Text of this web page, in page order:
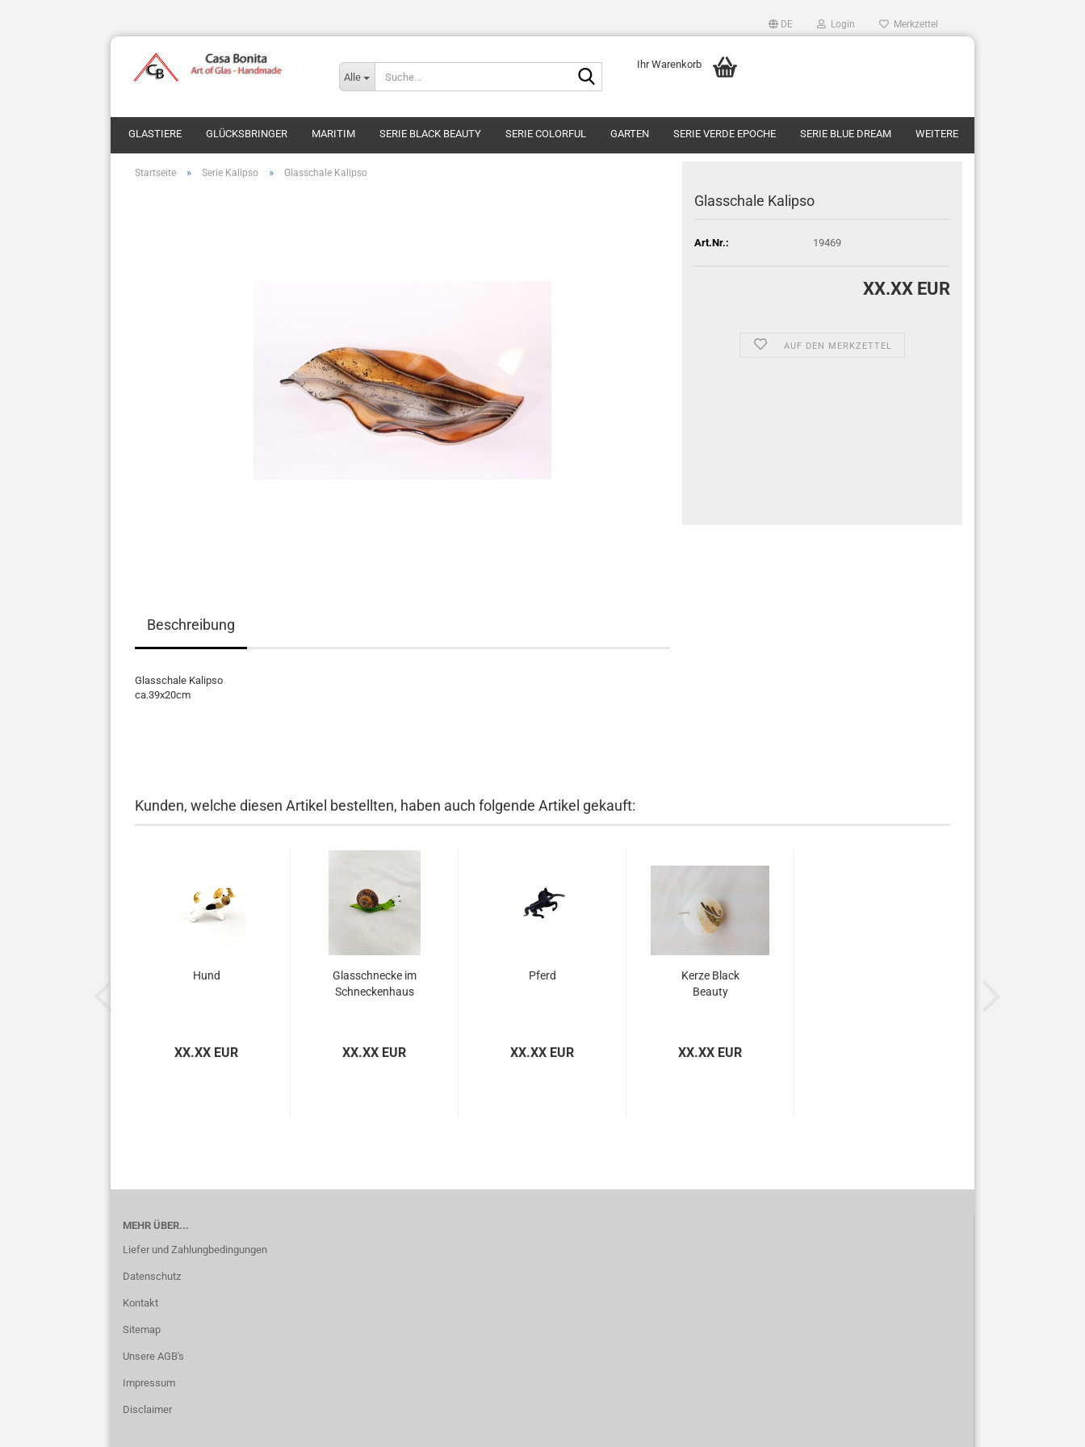
DE Login Merkzettel
Alle
Ihr Warenkorb
GLASTIERE GLÜCKSBRINGER MARITIM SERIE BLACK BEAUTY SERIE COLORFUL GARTEN SERIE VERDE EPOCHE SERIE BLUE DREAM WEITERE
Startseite » Serie Kalipso » Glasschale Kalipso
Glasschale Kalipso
Art.Nr.: 19469
XX.XX EUR
AUF DEN MERKZETTEL
Beschreibung
Glasschale Kalipso
ca.39x20cm
Kunden, welche diesen Artikel bestellten, haben auch folgende Artikel gekauft:
Hund
XX.XX EUR
Glasschnecke im
Schneckenhaus
XX.XX EUR
Pferd
XX.XX EUR
Kerze Black
Beauty
XX.XX EUR
MEHR ÜBER...
Liefer und Zahlungbedingungen
Datenschutz
Kontakt
Sitemap
Unsere AGB's
Impressum
Disclaimer